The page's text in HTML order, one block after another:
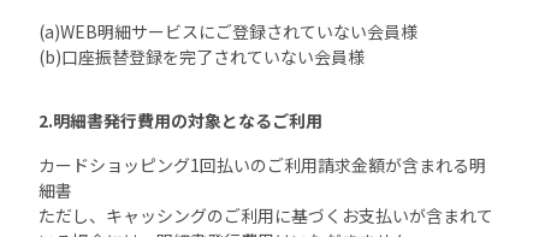
(a)WEB明細サービスにご登録されていない会員様
(b)口座振替登録を完了されていない会員様
2.明細書発行費用の対象となるご利用
カードショッピング1回払いのご利用請求金額が含まれる明
細書
ただし、キャッシングのご利用に基づくお支払いが含まれて